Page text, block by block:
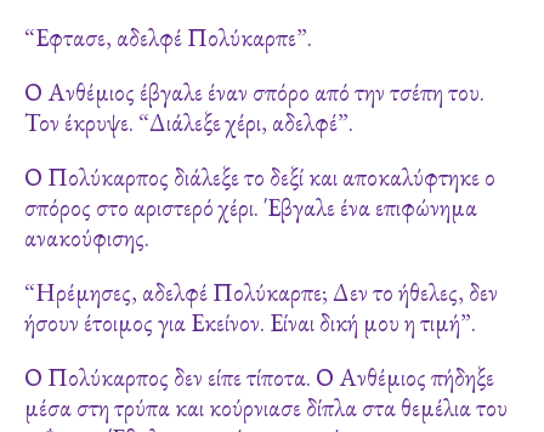
“Εφτασε, αδελφέ Πολύκαρπε”.
Ο Ανθέμιος έβγαλε έναν σπόρο από την τσέπη του.
Τον έκρυψε. “Διάλεξε χέρι, αδελφέ”.
Ο Πολύκαρπος διάλεξε το δεξί και αποκαλύφτηκε ο
σπόρος στο αριστερό χέρι. Έβγαλε ένα επιφώνημα
ανακούφισης.
“Ηρέμησες, αδελφέ Πολύκαρπε; Δεν το ήθελες, δεν
ήσουν έτοιμος για Εκείνον. Είναι δική μου η τιμή”.
Ο Πολύκαρπος δεν είπε τίποτα. Ο Ανθέμιος πήδηξε
μέσα στη τρύπα και κούρνιασε δίπλα στα θεμέλια του